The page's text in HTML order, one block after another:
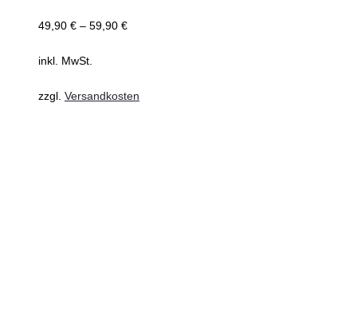
49,90 € – 59,90 €
inkl. MwSt.
zzgl. Versandkosten